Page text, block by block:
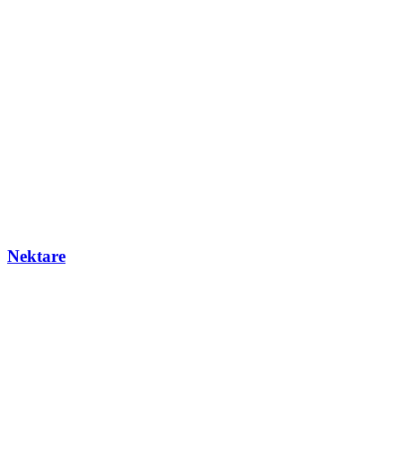
Nektare